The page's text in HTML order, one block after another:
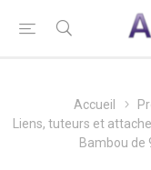
Accueil
Liens, tuteurs et
Bambou de